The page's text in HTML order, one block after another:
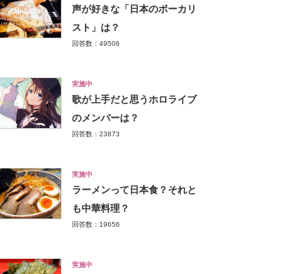
声が好きな「日本のボーカリ
スト」は？
回答数：49506
実施中
歌が上手だと思うホロライブ
のメンバーは？
回答数：23873
実施中
ラーメンって日本食？それと
も中華料理？
回答数：19656
実施中